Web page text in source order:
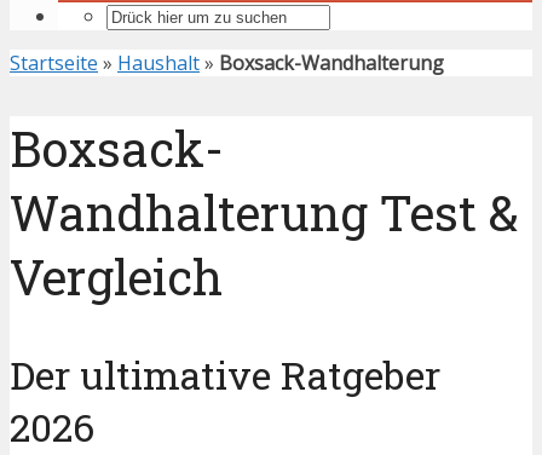
Startseite » Haushalt» Boxsack-Wandhalterung
Boxsack-
Wandhalterung Test &
Vergleich
Der ultimative Ratgeber
2026